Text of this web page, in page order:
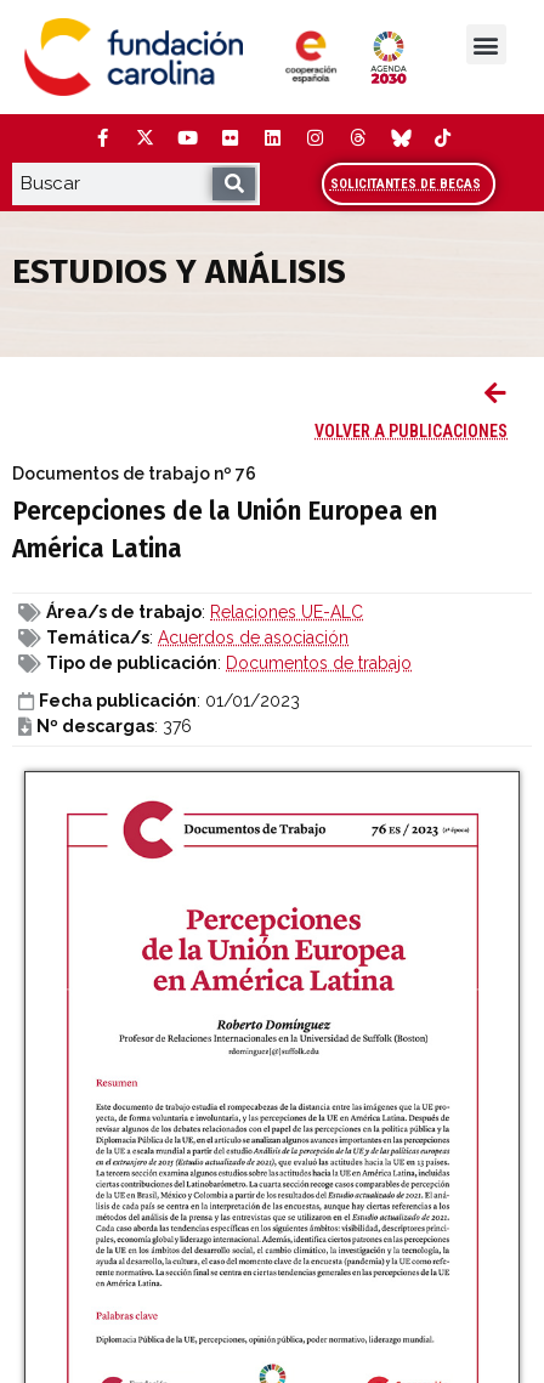
contenido
SOLICITANTES DE BECAS
ESTUDIOS Y ANÁLISIS
VOLVER A PUBLICACIONES
Documentos de trabajo nº 76
Percepciones de la Unión Europea en
América Latina
Área/s de trabajo: Relaciones UE-ALC
Temática/s: Acuerdos de asociación
Tipo de publicación: Documentos de trabajo
Fecha publicación: 01/01/2023
Nº descargas: 376